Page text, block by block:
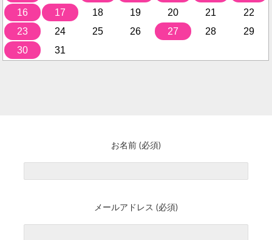
16
17 18 19 20 21
22
23
24 25 26 27 28
29
30
31
お名前 (必須)
メールアドレス (必須)